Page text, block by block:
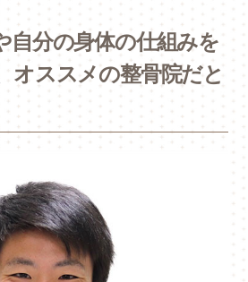
自分の身体の仕組みを
オススメの整骨院だと